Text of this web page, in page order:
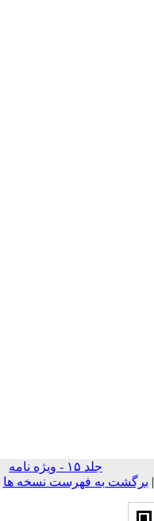
جلد ۱۵ - ویژه نامه
برگشت به فهرست نسخه ها